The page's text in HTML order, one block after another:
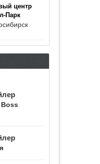
центр
Парк
Boss